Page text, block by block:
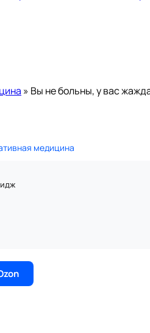
» Вы не больны, у вас
медицина